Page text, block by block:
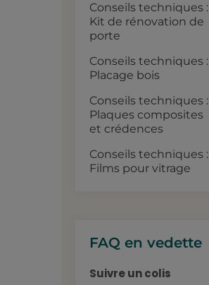
Conseils techniques :
Kit de rénovation de
porte
Conseils techniques :
Placage bois
Conseils techniques :
Plaques composites
et crédences
Conseils techniques :
Films pour vitrage
FAQ en vedette
Suivre un colis